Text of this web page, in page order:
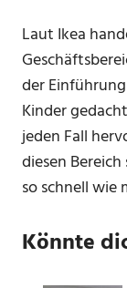
Laut Ikea
der
Kinder
jeden Fall
diesen
so schnell wie
Könnte